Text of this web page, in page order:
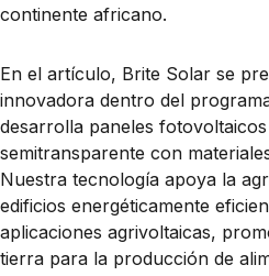
continente africano.
En el artículo, Brite Solar se
innovadora dentro del
desarrolla paneles
semitransparente con
Nuestra tecnología apoya la
edificios energéticamente
aplicaciones agrivoltaicas,
tierra para la producción de